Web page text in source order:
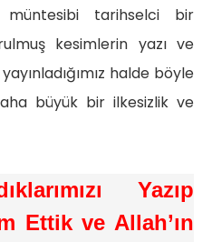
müntesibi tarihselci bir
kesimlerin yazı ve
halde böyle
büyük bir ilkesizlik ve
Yazıp
Ettik ve Allah’ın